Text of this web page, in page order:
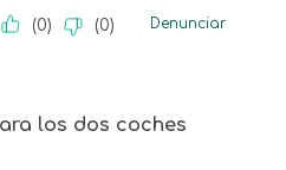
(0) (0) Denunciar
los dos coches